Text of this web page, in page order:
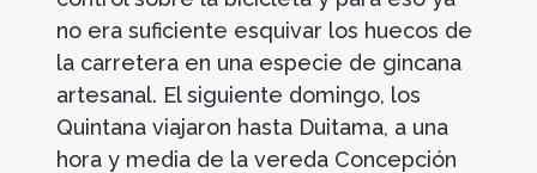
no era suficiente esquivar los huecos de
la carretera en una especie de gincana
artesanal. El siguiente domingo, los
Quintana viajaron hasta Duitama, a una
hora y media de la vereda Concepción